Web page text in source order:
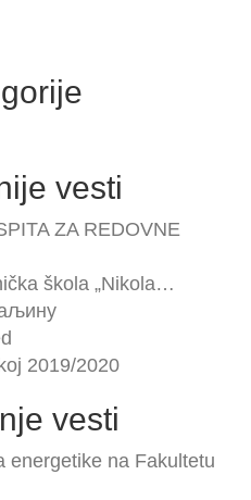
vesti
ZA REDOVNE
škola „Nikola…
2019/2020
vesti
energetike na Fakultetu